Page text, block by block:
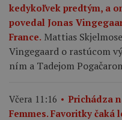
kedykoľvek predtým, a
povedal Jonas
France. Mattias
Vingegaard o rastúcom
ním a Tadejom
Včera 11:16
Prichádza
Femmes. Favoritky